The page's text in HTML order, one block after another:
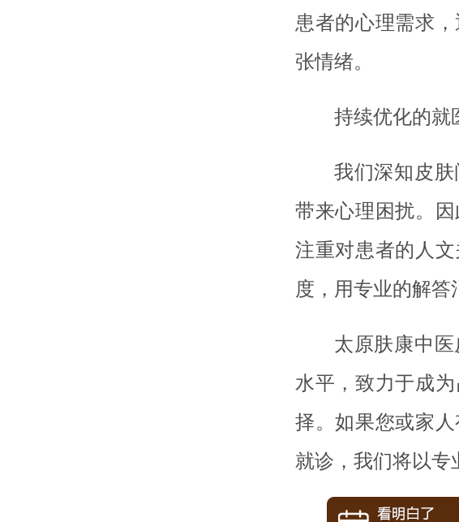
患者的心理需求
张情绪。
持续优化的就
我们深知皮
带来心理困扰。
注重对患者的人
度，用专业的解答
太原肤康中
水平，致力于成
择。如果您或家
就诊，我们将以专